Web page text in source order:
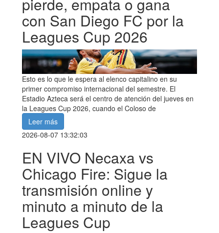
pierde, empata o gana
con San Diego FC por la
Leagues Cup 2026
Esto es lo que le espera al elenco capitalino en su
primer compromiso internacional del semestre. El
Estadio Azteca será el centro de atención del jueves en
la Leagues Cup 2026, cuando el Coloso de
Leer más
2026-08-07 13:32:03
EN VIVO Necaxa vs
Chicago Fire: Sigue la
transmisión online y
minuto a minuto de la
Leagues Cup